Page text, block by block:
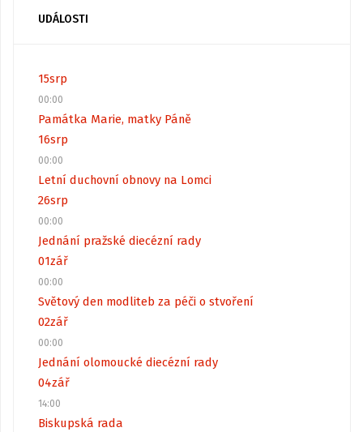
UDÁLOSTI
15srp
00:00
Památka Marie, matky Páně
16srp
00:00
Letní duchovní obnovy na Lomci
26srp
00:00
Jednání pražské diecézní rady
01zář
00:00
Světový den modliteb za péči o stvoření
02zář
00:00
Jednání olomoucké diecézní rady
04zář
14:00
Biskupská rada